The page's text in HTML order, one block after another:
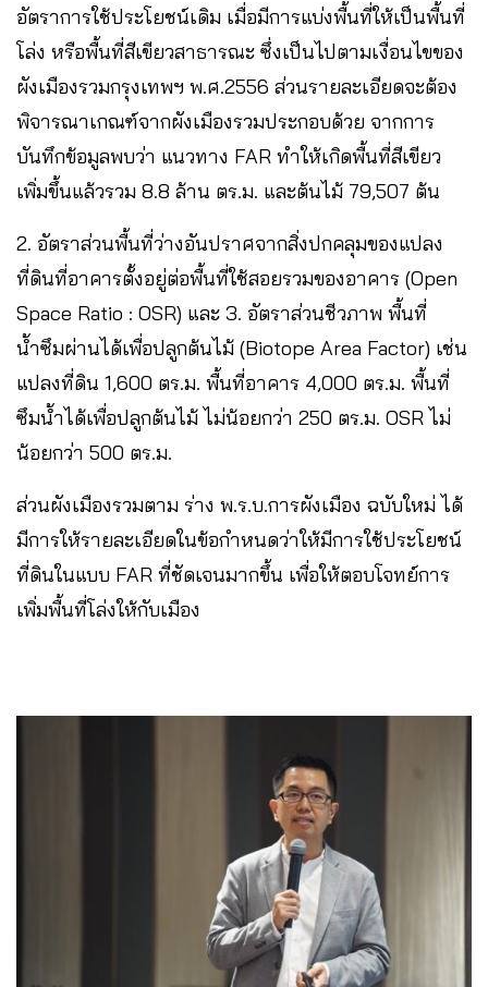
อัตราการใช้ประโยชน์เดิม เมื่อมีการแบ่งพื้นที่ให้เป็นพื้นที่
โล่ง หรือพื้นที่สีเขียวสาธารณะ ซึ่งเป็นไปตามเงื่อนไขของ
ผังเมืองรวมกรุงเทพฯ พ.ศ.2556 ส่วนรายละเอียดจะต้อง
พิจารณาเกณฑ์จากผังเมืองรวมประกอบด้วย จากการ
บันทึกข้อมูลพบว่า แนวทาง FAR ทำให้เกิดพื้นที่สีเขียว
เพิ่มขึ้นแล้วรวม 8.8 ล้าน ตร.ม. และต้นไม้ 79,507 ต้น
2. อัตราส่วนพื้นที่ว่างอันปราศจากสิ่งปกคลุมของแปลง
ที่ดินที่อาคารตั้งอยู่ต่อพื้นที่ใช้สอยรวมของอาคาร (Open
Space Ratio : OSR) และ 3. อัตราส่วนชีวภาพ พื้นที่
น้ำซึมผ่านได้เพื่อปลูกต้นไม้ (Biotope Area Factor) เช่น
แปลงที่ดิน 1,600 ตร.ม. พื้นที่อาคาร 4,000 ตร.ม. พื้นที่
ซึมน้ำได้เพื่อปลูกต้นไม้ ไม่น้อยกว่า 250 ตร.ม. OSR ไม่
น้อยกว่า 500 ตร.ม.
ส่วนผังเมืองรวมตาม ร่าง พ.ร.บ.การผังเมือง ฉบับใหม่ ได้
มีการให้รายละเอียดในข้อกำหนดว่าให้มีการใช้ประโยชน์
ที่ดินในแบบ FAR ที่ชัดเจนมากขึ้น เพื่อให้ตอบโจทย์การ
เพิ่มพื้นที่โล่งให้กับเมือง